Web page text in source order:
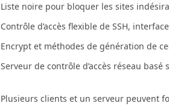
Liste noire pour bloquer les sites
Contrôle d’accès flexible de SSH,
Encrypt et méthodes de génération de
Serveur de contrôle d’accès réseau basé
Plusieurs clients et un serveur peuvent